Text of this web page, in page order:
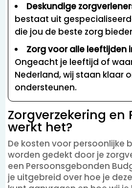
Deskundige
bestaat uit
die jou de beste zorg
Zorg voor alle leeftijden
Ongeacht je leeftijd of
Nederland, wij staan klaar
ondersteunen.
Zorgverzekering en
werkt het?
De kosten voor persoonlijke
worden gedekt door je
een Persoonsgebonden
je uitgebreid over hoe je